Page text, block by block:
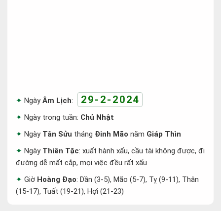
NgàyÂm Lịch: 29-2-2024
Ngày trong tuần: Chủ Nhật
Ngày Tân Sửu tháng Đinh Mão năm Giáp Thìn
Ngày Thiên Tặc: xuất hành xấu, cầu tài không được, đi
đường dễ mất cắp, mọi việc đều rất xấu
Giờ Hoàng Đạo: Dần (3-5), Mão (5-7), Tỵ (9-11), Thân
(15-17), Tuất (19-21), Hợi (21-23)